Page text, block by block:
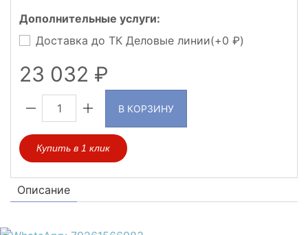
Дополнительные услуги:
Доставка до ТК Деловые линии(+0 )
23 032
В КОРЗИНУ
Купить в 1 клик
Описание